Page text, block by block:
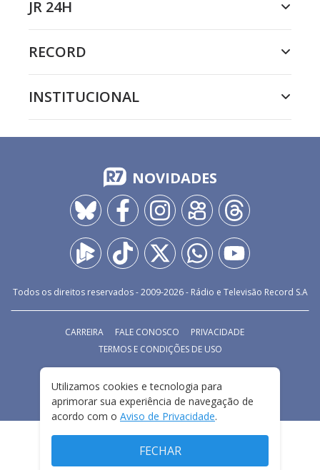
JR 24H
RECORD
INSTITUCIONAL
NOVIDADES
Todos os direitos reservados - 2009-2026- Rádio e Televisão Record S.A
CARREIRA FALE CONOSCO
PRIVACIDADE
TERMOS E CONDIÇÕES DE USO
Utilizamos cookies e tecnologia para
aprimorar sua experiência de navegação de
acordo com o Aviso de Privacidade.
FECHAR